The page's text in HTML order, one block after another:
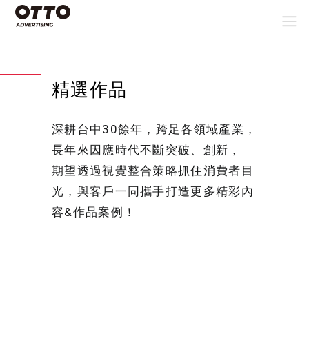
精選作品
深耕台中30餘年，跨足各領域產業，
長年來因應時代不斷突破、創新，
期望透過視覺整合策略抓住消費者目
光，與客戶一同攜手打造更多精彩內
容&作品案例！